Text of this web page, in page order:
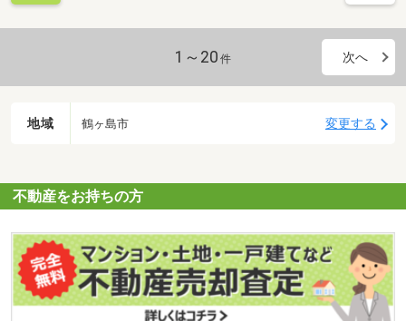
1～20 件 次へ
地域 鶴ヶ島市 変更する
不動産をお持ちの方